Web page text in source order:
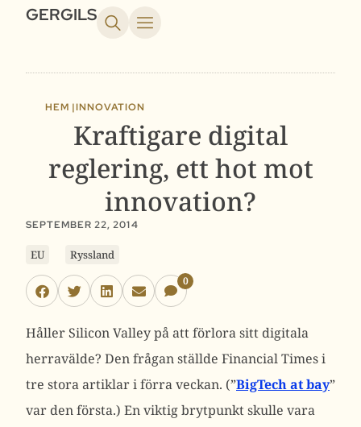
GERGILS
HEM |INNOVATION
Kraftigare digital
reglering, ett hot mot
innovation?
SEPTEMBER 22, 2014
EU Ryssland
0
Håller Silicon Valley på att förlora sitt digitala
herravälde? Den frågan ställde Financial Times i
tre stora artiklar i förra veckan. (”BigTech at bay”
var den första.) En viktig brytpunkt skulle vara